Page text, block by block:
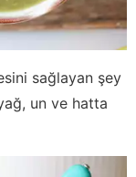
sağlayan şey
un ve hatta